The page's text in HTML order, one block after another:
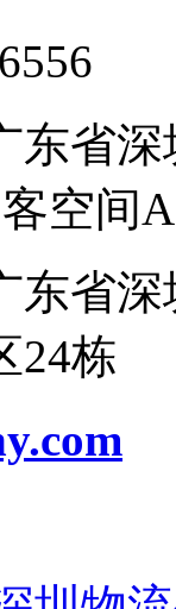
东省
空间
东省
24栋